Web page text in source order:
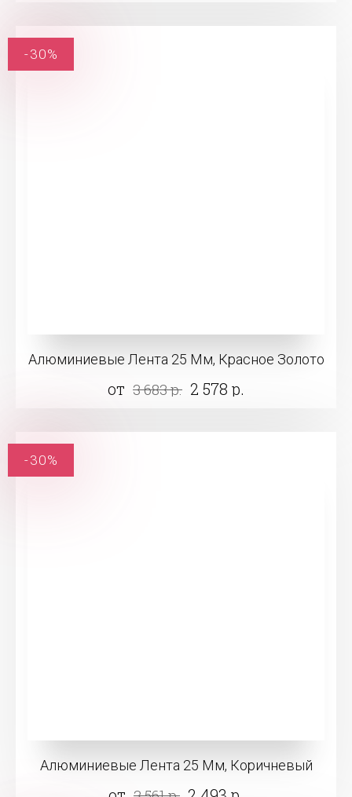
Алюминиевые Лента 25 Мм, Красное Золото
от 3 683 р. 2 578 р.
-30%
Алюминиевые Лента 25 Мм, Коричневый
-30%